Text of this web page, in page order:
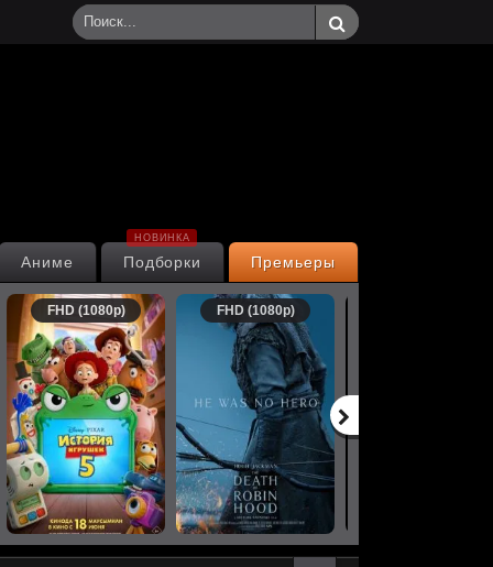
Премьеры
Подборки
НОВИНКА
Аниме
FHD (1080p) FHD (1080p)